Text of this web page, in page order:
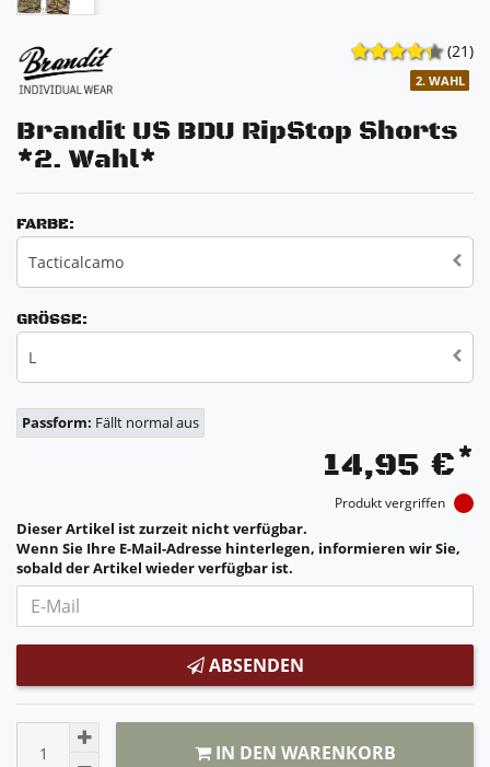
(21)
2. WAHL
Brandit US BDU RipStop Shorts
*2. Wahl*
FARBE:
Tacticalcamo
GRÖSSE:
L
Passform: Fällt normal aus
14,95 €*
Produkt vergriffen
Dieser Artikel ist zurzeit nicht verfügbar.
Wenn Sie Ihre E-Mail-Adresse hinterlegen, informieren wir Sie,
sobald der Artikel wieder verfügbar ist.
ABSENDEN
IN DEN WARENKORB